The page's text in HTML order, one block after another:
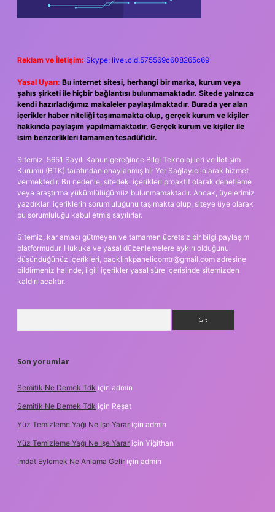
Reklam ve İletişim: Skype: live:.cid.575569c608265c69
Yasal Uyarı: Bu internet sitesi, herhangi bir marka, kurum veya
şahıs şirketi ile hiçbir bağlantısı bulunmamaktadır. Sitede yalnızca
kendi hazırladığımız makaleler paylaşılmaktadır. Burada yer alan
içerikler haber niteliği taşımamakta olup, gerçek kurum ve kişiler
hakkında paylaşım yapılmamaktadır. Gerçek kurum ve kişiler ile
isim benzerlikleri tamamen tesadüfidir.
Sitemiz, 5651 Sayılı Kanun gereğince Bilgi Teknolojileri ve İletişim
Kurumu (BTK) tarafından onaylanmış bir Yer Sağlayıcı olarak hizmet
vermektedir. Bu nedenle, sitedeki içerikleri proaktif olarak denetleme
veya araştırma yükümlülüğümüz bulunmamaktadır. Ancak, üyelerimiz
yazdıkları içeriklerin sorumluluğunu taşımakta olup, siteye üye olarak
bu sorumluluğu kabul etmiş sayılırlar.
Sitemiz, kar amacı gütmeyen ve tamamen ücretsiz bir bilgi paylaşım
platformudur. Hukuka ve yasal düzenlemelere aykırı olduğunu
düşündüğünüz içerikleri, backlinkpanelicomtr@gmail.com adresine
bildirmeniz halinde, ilgili içerikler yasal süre içerisinde sitemizden
kaldırılacaktır.
Son yorumlar
Semitik Ne Demek Tdk için admin
Semitik Ne Demek Tdk için Reşat
Yüz Temizleme Yağı Ne Işe Yarar için admin
Yüz Temizleme Yağı Ne Işe Yarar için Yiğithan
Imdat Eylemek Ne Anlama Gelir için admin